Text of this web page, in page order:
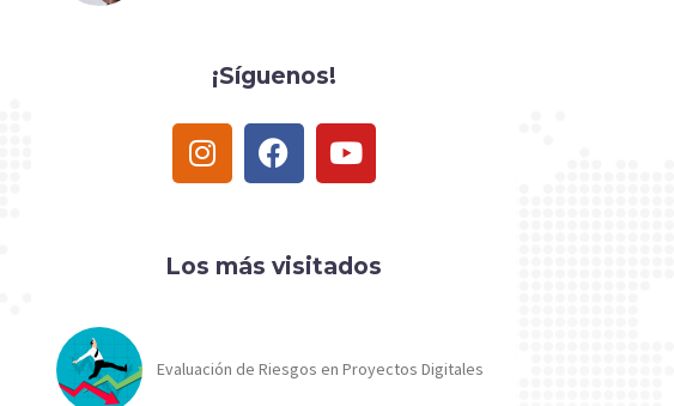
¡Síguenos!
Los más visitados
Evaluación de Riesgos en Proyectos Digitales